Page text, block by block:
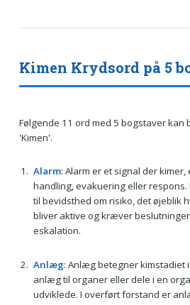
Kimen Krydsord på 5
Følgende 11 ord med 5 bogstaver kan
'Kimen'.
Alarm: Alarm er et signal der kimer,
handling, evakuering eller respons.
til bevidsthed om risiko, det øjeblik
bliver aktive og kræver
eskalation.
Anlæg: Anlæg betegner kimstadiet
anlæg til organer eller dele i en
udviklede. I overført forstand er